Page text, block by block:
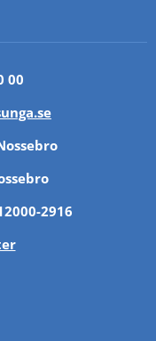
00
2916